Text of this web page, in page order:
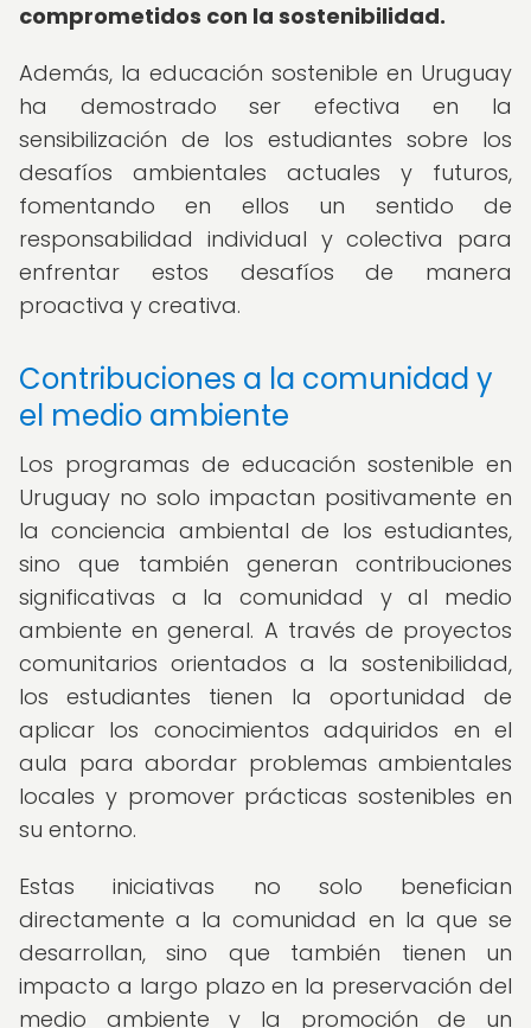
comprometidos con la sostenibilidad.
Además, la educación sostenible en Uruguay
ha demostrado ser efectiva en la
sensibilización de los estudiantes sobre los
desafíos ambientales actuales y futuros,
fomentando en ellos un sentido de
responsabilidad individual y colectiva para
enfrentar estos desafíos de manera
proactiva y creativa.
Contribuciones a la comunidad y
el medio ambiente
Los programas de educación sostenible en
Uruguay no solo impactan positivamente en
la conciencia ambiental de los estudiantes,
sino que también generan contribuciones
significativas a la comunidad y al medio
ambiente en general. A través de proyectos
comunitarios orientados a la sostenibilidad,
los estudiantes tienen la oportunidad de
aplicar los conocimientos adquiridos en el
aula para abordar problemas ambientales
locales y promover prácticas sostenibles en
su entorno.
Estas iniciativas no solo benefician
directamente a la comunidad en la que se
desarrollan, sino que también tienen un
impacto a largo plazo en la preservación del
medio ambiente y la promoción de un